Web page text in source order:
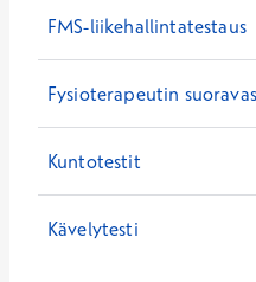
FMS-liikehallintatestaus
Fysioterapeutin
Kuntotestit
Kävelytesti